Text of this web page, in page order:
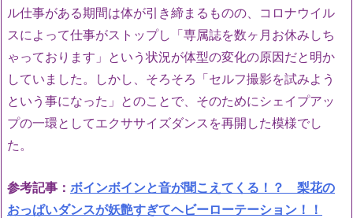
ル仕事がある期間は体が引き締まるものの、コロナウイル
スによって仕事がストップし「専属誌を数ヶ月お休みしち
ゃっております」という状況が体型の変化の原因だと明か
していました。しかし、そろそろ「セルフ撮影を試みよう
という事になった」とのことで、そのためにシェイプアッ
プの一環としてエクササイズダンスを再開した模様でし
た。
参考記事： ボインボインと音が聞こえてくる！？ 梨花の
おっぱいダンスが妖艶すぎてヘビーローテーション！！